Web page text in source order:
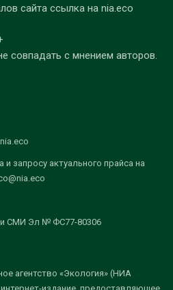
сайта ссылка на nia.eco
совпадать с мнением авторов.
запросу актуального прайса на
СМИ Эл № ФС77-80306
агентство «Экология» (НИА